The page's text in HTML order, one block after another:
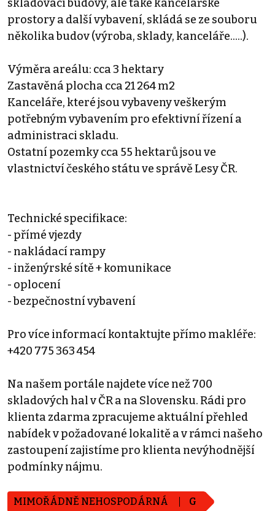
skladovací budovy, ale také kancelářské
prostory a další vybavení, skládá se ze souboru
několika budov (výroba, sklady, kanceláře.....).
Výměra areálu: cca 3 hektary
Zastavěná plocha cca 21 264 m2
Kanceláře, které jsou vybaveny veškerým
potřebným vybavením pro efektivní řízení a
administraci skladu.
Ostatní pozemky cca 55 hektarů jsou ve
vlastnictví českého státu ve správě Lesy ČR.
Technické specifikace:
- přímé vjezdy
- nakládací rampy
- inženýrské sítě + komunikace
- oplocení
- bezpečnostní vybavení
Pro více informací kontaktujte přímo makléře:
+420 775 363 454
Na našem portále najdete více než 700
skladových hal v ČR a na Slovensku. Rádi pro
klienta zdarma zpracujeme aktuální přehled
nabídek v požadované lokalitě a v rámci našeho
zastoupení zajistíme pro klienta nevýhodnější
podmínky nájmu.
MIMOŘÁDNĚ NEHOSPODÁRNÁ G